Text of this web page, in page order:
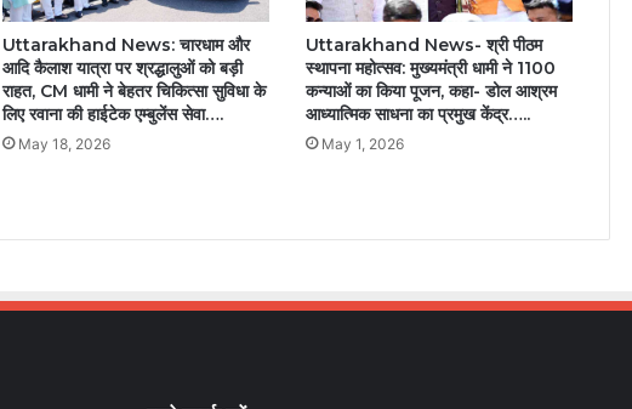
Uttarakhand News: चारधाम और
आदि कैलाश यात्रा पर श्रद्धालुओं को बड़ी
राहत, CM धामी ने बेहतर चिकित्सा सुविधा के
लिए रवाना की हाईटेक एम्बुलेंस सेवा….
May 18, 2026
Uttarakhand News- श्री पीठम
स्थापना महोत्सव: मुख्यमंत्री धामी ने 1100
कन्याओं का किया पूजन, कहा- डोल आश्रम
आध्यात्मिक साधना का प्रमुख केंद्र…..
May 1, 2026